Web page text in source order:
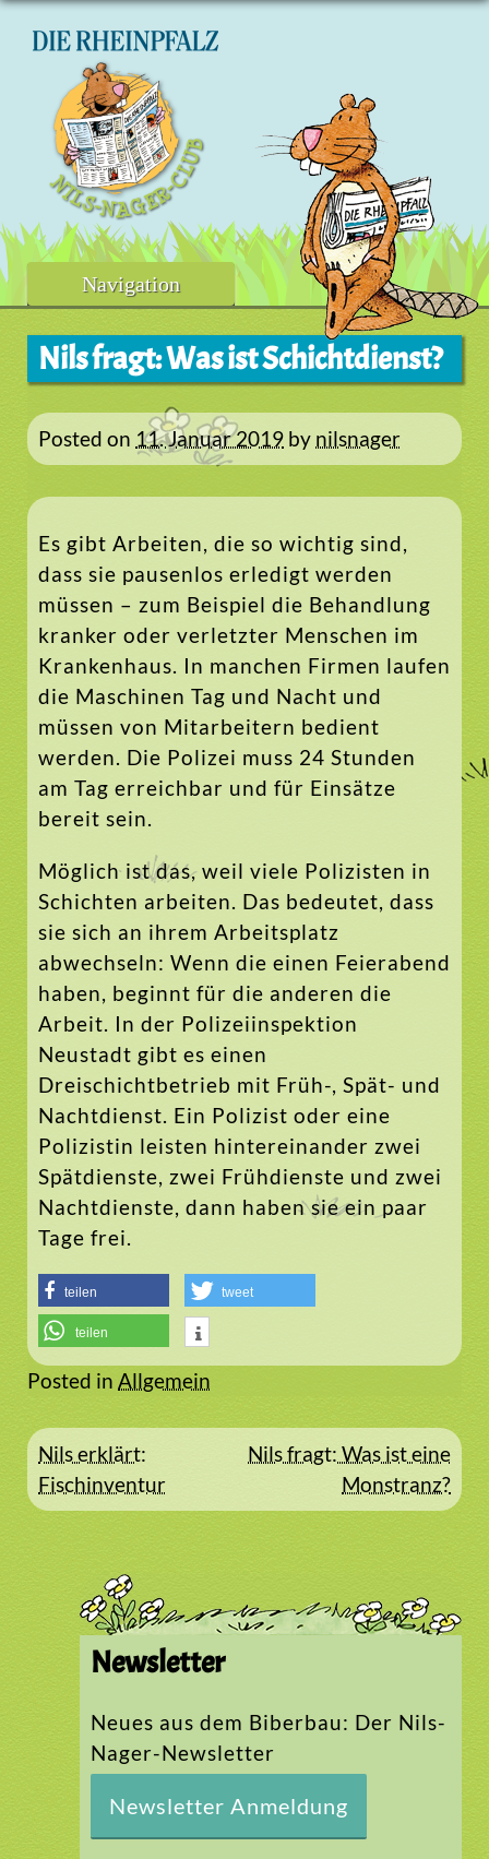
Skip
Navigation
Nils fragt: Was ist Schichtdienst?
Posted on 11. Januar 2019 by nilsnager
Es gibt Arbeiten, die so wichtig sind,
dass sie pausenlos erledigt werden
müssen – zum Beispiel die Behandlung
kranker oder verletzter Menschen im
Krankenhaus. In manchen Firmen laufen
die Maschinen Tag und Nacht und
müssen von Mitarbeitern bedient
werden. Die Polizei muss 24 Stunden
am Tag erreichbar und für Einsätze
bereit sein.
Möglich ist das, weil viele Polizisten in
Schichten arbeiten. Das bedeutet, dass
sie sich an ihrem Arbeitsplatz
abwechseln: Wenn die einen Feierabend
haben, beginnt für die anderen die
Arbeit. In der Polizeiinspektion
Neustadt gibt es einen
Dreischichtbetrieb mit Früh-, Spät- und
Nachtdienst. Ein Polizist oder eine
Polizistin leisten hintereinander zwei
Spätdienste, zwei Frühdienste und zwei
Nachtdienste, dann haben sie ein paar
Tage frei.
teilen tweet
teilen
Posted in Allgemein
Beitragsnavigation
Nils erklärt:
Fischinventur
Nils fragt: Was ist eine
Monstranz?
Newsletter
Neues aus dem Biberbau: Der Nils-
Nager-Newsletter
Newsletter Anmeldung